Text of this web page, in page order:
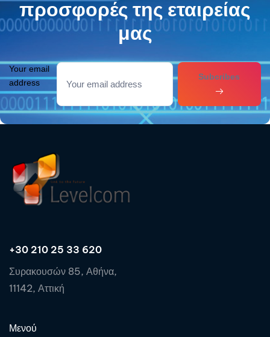
προσφορές της εταιρείας
μας
Your email
address
Subcribes
+30 210 25 33 620
Συρακουσών 85, Αθήνα,
11142, Αττική
Μενού